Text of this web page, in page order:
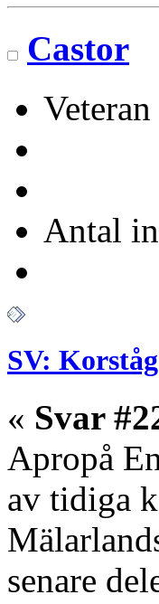
Castor
Veteran
Antal
SV:
« Svar
Apropå
av tidiga
senare